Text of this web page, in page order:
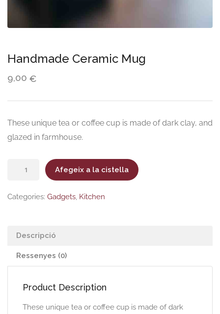
Handmade Ceramic Mug
9,00 €
These unique tea or coffee cup is made of dark clay, and
glazed in farmhouse.
Handmade
Afegeix a la cistella
Categories: Gadgets, Kitchen
Descripció
Ressenyes (0)
Product Description
These unique tea or coffee cup is made of dark